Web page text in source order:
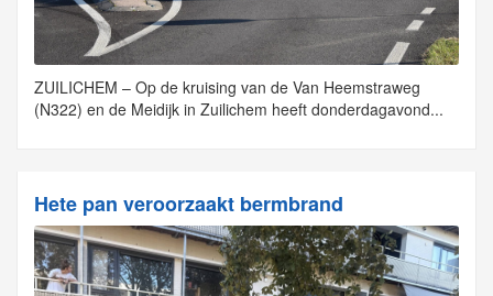
ZUILICHEM – Op de kruising van de Van Heemstraweg
(N322) en de Meidijk in Zuilichem heeft donderdagavond...
Hete pan veroorzaakt bermbrand